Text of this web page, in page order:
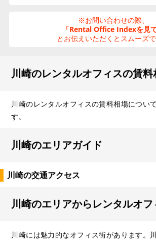
※お問い合わせの際、
「Rental Office Indexを見て
とお伝えいただくとスムーズで
川崎のレンタルオフィスの賃料
川崎のレンタルオフィスの賃料相場につい
す。
川崎のエリアガイド
川崎の交通アクセス
川崎のエリアからレンタルオ
川崎には魅力的なオフィス街があります。